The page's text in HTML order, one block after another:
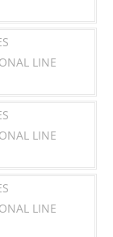
LINE
LINE
LINE